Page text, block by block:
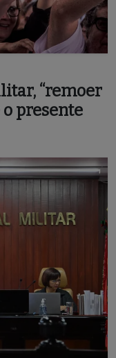
“remoer
o presente